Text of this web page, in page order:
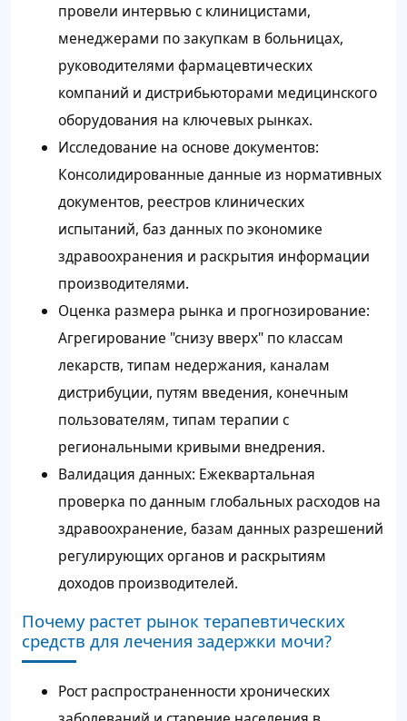
провели интервью с клиницистами,
менеджерами по закупкам в больницах,
руководителями фармацевтических
компаний и дистрибьюторами медицинского
оборудования на ключевых рынках.
Исследование на основе документов:
Консолидированные данные из нормативных
документов, реестров клинических
испытаний, баз данных по экономике
здравоохранения и раскрытия информации
производителями.
Оценка размера рынка и прогнозирование:
Агрегирование "снизу вверх" по классам
лекарств, типам недержания, каналам
дистрибуции, путям введения, конечным
пользователям, типам терапии с
региональными кривыми внедрения.
Валидация данных: Ежеквартальная
проверка по данным глобальных расходов на
здравоохранение, базам данных разрешений
регулирующих органов и раскрытиям
доходов производителей.
Почему растет рынок терапевтических
средств для лечения задержки мочи?
Рост распространенности хронических